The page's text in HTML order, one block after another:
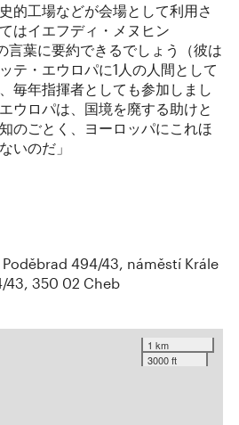
的工場などが会場として利用さ
はイエフディ・メヌヒン
言葉に要約できるでしょう（彼は
テ・エウロパに1人の人間として
毎年指揮者としても参加しまし
ウロパは、国境を廃する助けと
のごとく、ヨーロッパにこれほ
いのだ」
494/43, náměstí Krále
43, 350 02 Cheb
1 km
3000 ft